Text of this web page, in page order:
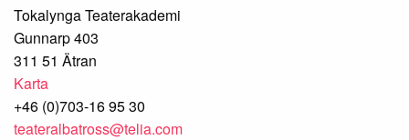
Tokalynga Teaterakademi
Gunnarp 403
311 51 Ätran
Karta
+46 (0)703-16 95 30
teateralbatross@telia.com